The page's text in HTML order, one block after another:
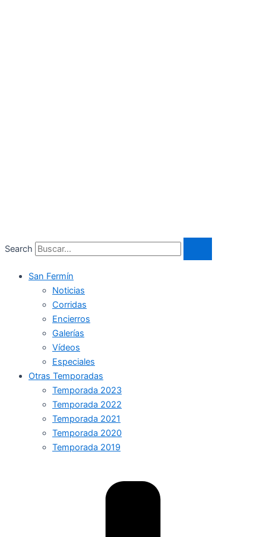
Search
San Fermín
Noticias
Corridas
Encierros
Galerías
Vídeos
Especiales
Otras Temporadas
Temporada 2023
Temporada 2022
Temporada 2021
Temporada 2020
Temporada 2019